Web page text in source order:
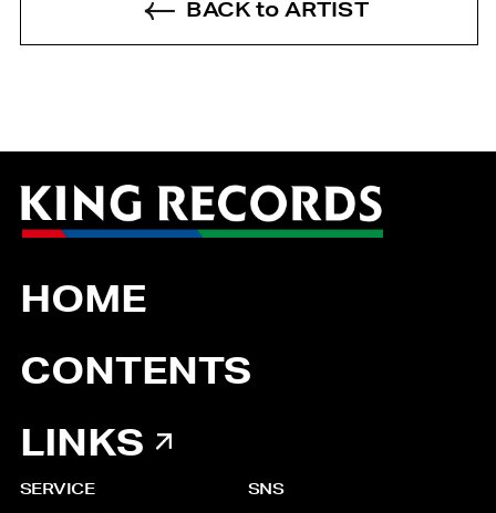
BACK to ARTIST
HOME
CONTENTS
LINKS
SERVICE SNS